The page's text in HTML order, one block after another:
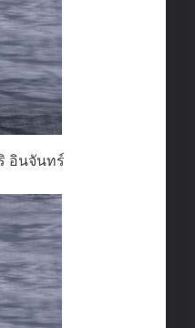
อินจันทร์